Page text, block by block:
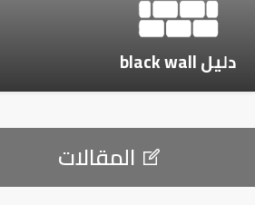
دليل black wall
المقالات